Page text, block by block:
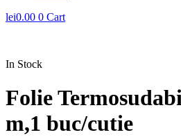
lei0.00 0 Cart
In Stock
Folie
m,1 buc/cutie